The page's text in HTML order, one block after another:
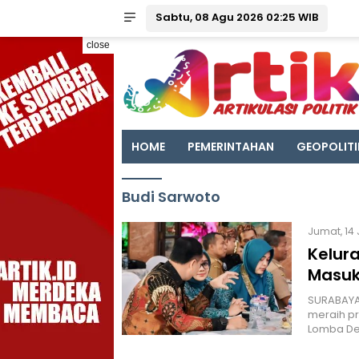
Sabtu, 08 Agu 2026 02:25 WIB
close
HOME PEMERINTAHAN
Budi Sarwoto
Jumat, 14
meraih
Lomba